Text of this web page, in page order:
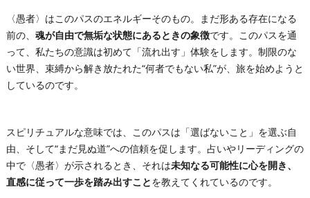
〈愚者〉はこのパスのエネルギーそのもの。まだ形ある存在になる
前の、 魂が自由で無垢な状態にあるときの象徴です。このパスを通
って、私たちの意識は初めて「流れ出す」体験をします。制限のな
い世界、束縛から解き放たれた“何者でもない私”が、旅を始めようと
しているのです。
スピリチュアルな意味では、このパスは「選ばないこと」を選ぶ自
由、そして“まだ見ぬ道”への信頼を促します。占いやリーディングの
中で〈愚者〉が示されるとき、それは未知なる可能性に心を開き、
直感に従って一歩を踏み出すことを教えてくれているのです。